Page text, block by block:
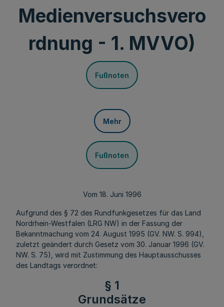
Medienversuchsvero
rdnung - 1. MVVO)
Fußnoten
Mehr
Fußnoten
Vom 18. Juni 1996
Aufgrund des § 72 des Rundfunkgesetzes für das Land
Nordrhein-Westfalen (LRG NW) in der Fassung der
Bekanntmachung vom 24. August 1995 (GV. NW. S. 994),
zuletzt geändert durch Gesetz vom 30. Januar 1996 (GV.
NW. S. 75), wird mit Zustimmung des Hauptausschusses
des Landtags verordnet:
§ 1
Grundsätze